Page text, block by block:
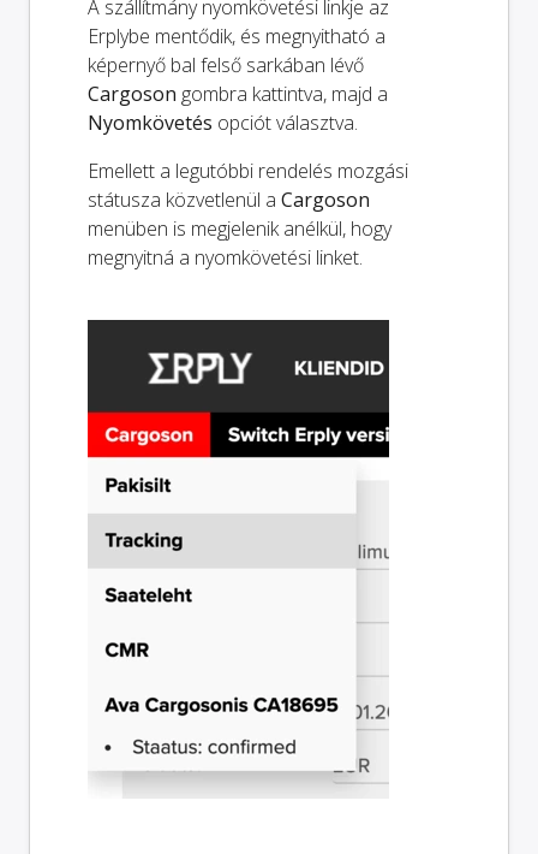
A szállítmány nyomkövetési linkje az
Erplybe mentődik, és megnyitható a
képernyő bal felső sarkában lévő
Cargoson gombra kattintva, majd a
Nyomkövetés opciót választva.
Emellett a legutóbbi rendelés mozgási
státusza közvetlenül a Cargoson
menüben is megjelenik anélkül, hogy
megnyitná a nyomkövetési linket.